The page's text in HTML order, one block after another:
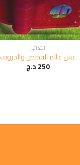
ابتدائي
عش عالم القصص والحروف
250د.ج